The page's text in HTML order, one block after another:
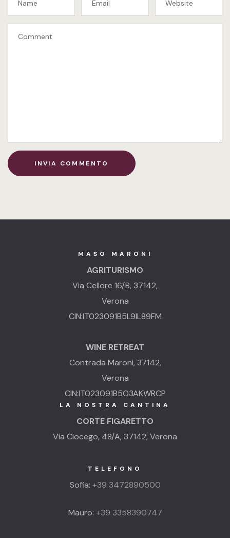
MASO MARONI
AGRITURISMO
Via Cellore 16/B, 37142,
Verona
CIN:IT023091B5L9IL89FM
WINE RETREAT
Contrada Maroni, 37142,
Verona
CIN:IT023091B5O3AKWRCP
LA NOSTRA CANTINA
CORTE FIGARETTO
Via Clocego, 48/A, 37142, Verona
TELEFONO
Sofia: +39 3472890500
Mauro: +39 3358390747